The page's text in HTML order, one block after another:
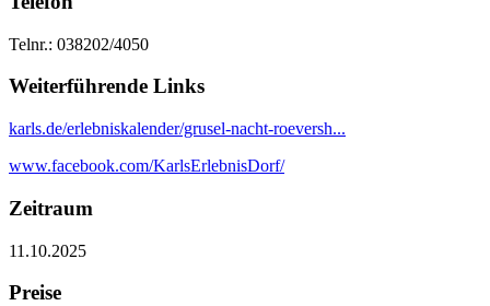
Telnr.: 038202/4050
Weiterführende Links
karls.de/erlebniskalender/grusel-nacht-roeversh...
www.facebook.com/KarlsErlebnisDorf/
Zeitraum
11.10.2025
Preise